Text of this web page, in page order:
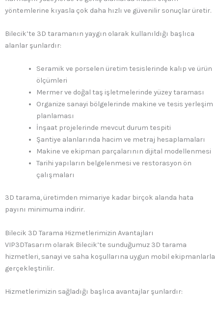
yöntemlerine kıyasla çok daha hızlı ve güvenilir sonuçlar üretir.
Bilecik’te 3D taramanın yaygın olarak kullanıldığı başlıca
alanlar şunlardır:
Seramik ve porselen üretim tesislerinde kalıp ve ürün
ölçümleri
Mermer ve doğal taş işletmelerinde yüzey taraması
Organize sanayi bölgelerinde makine ve tesis yerleşim
planlaması
İnşaat projelerinde mevcut durum tespiti
Şantiye alanlarında hacim ve metraj hesaplamaları
Makine ve ekipman parçalarının dijital modellenmesi
Tarihi yapıların belgelenmesi ve restorasyon ön
çalışmaları
3D tarama, üretimden mimariye kadar birçok alanda hata
payını minimuma indirir.
Bilecik 3D Tarama Hizmetlerimizin Avantajları
VIP3DTasarım olarak Bilecik’te sunduğumuz 3D tarama
hizmetleri, sanayi ve saha koşullarına uygun mobil ekipmanlarla
gerçekleştirilir.
Hizmetlerimizin sağladığı başlıca avantajlar şunlardır: